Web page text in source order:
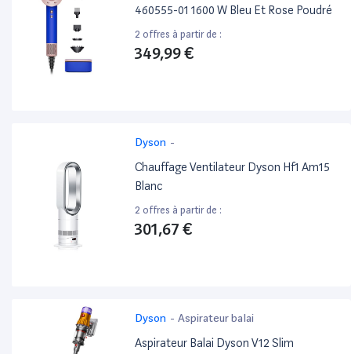
460555-01 1600 W Bleu Et Rose Poudré
2 offres à partir de :
349,99 €
Dyson -
Chauffage Ventilateur Dyson Hf1 Am15
Blanc
2 offres à partir de :
301,67 €
Dyson - Aspirateur balai
Aspirateur Balai Dyson V12 Slim